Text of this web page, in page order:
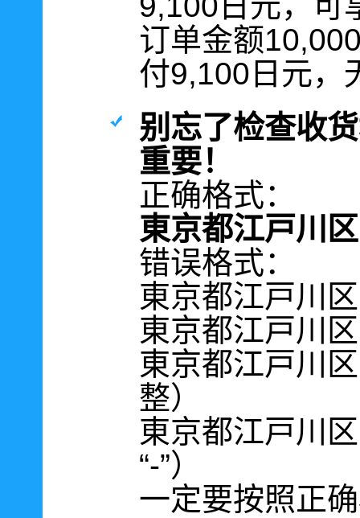
订单金额
付9,100日元，
别忘了检查收
重要！
正确格式：
東京都江戸川
错误格式：
東京都江戸川
東京都江戸川
東京都江戸川
整）
東京都江戸川
“-”）
一定要按照正